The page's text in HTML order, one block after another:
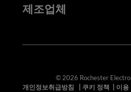
제조업체
© 2026 Rochester
개인정보취급방침
쿠키 정책 이용